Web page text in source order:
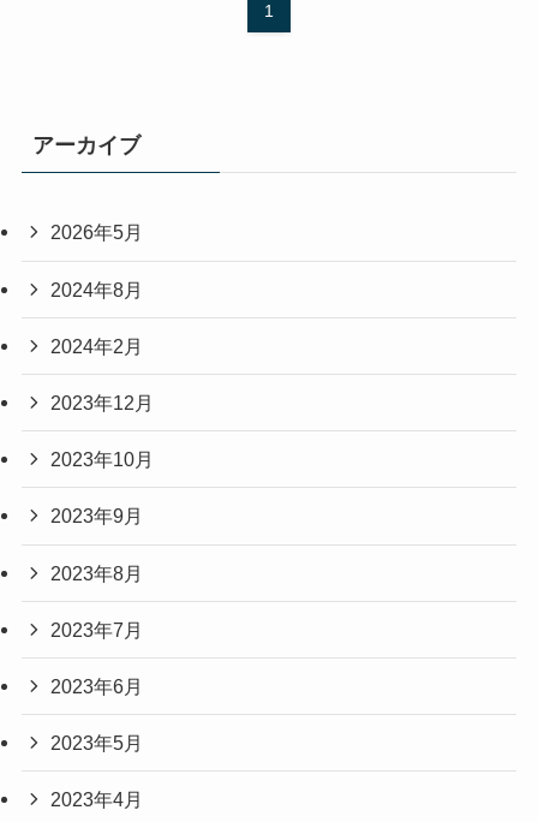
1
アーカイブ
2026年5月
2024年8月
2024年2月
2023年12月
2023年10月
2023年9月
2023年8月
2023年7月
2023年6月
2023年5月
2023年4月